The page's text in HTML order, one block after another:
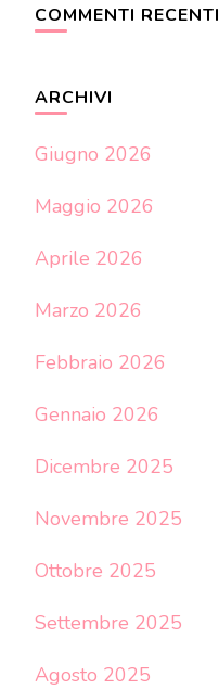
COMMENTI RECENTI
ARCHIVI
Giugno 2026
Maggio 2026
Aprile 2026
Marzo 2026
Febbraio 2026
Gennaio 2026
Dicembre 2025
Novembre 2025
Ottobre 2025
Settembre 2025
Agosto 2025